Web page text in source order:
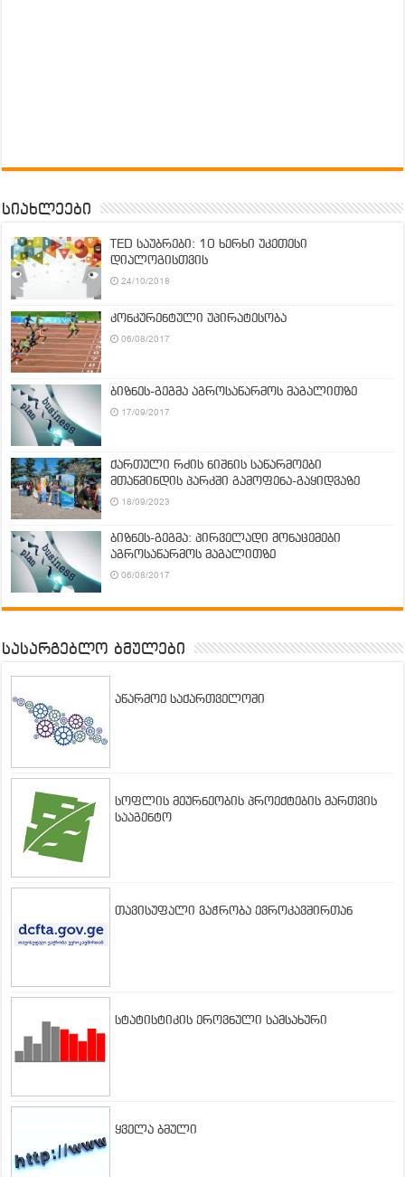
სიახლეები
TED საუბრები: 10 ხერხი უკეთესი
დიალოგისთვის
24/10/2018
კონკურენტული უპირატესობა
06/08/2017
ბიზნეს-გეგმა აგროსაწარმოს მაგალითზე
17/09/2017
ქართული რძის ნიშნის საწარმოები
მთაწმინდის პარკში გამოფენა-გაყიდვაზე
18/09/2023
ბიზნეს-გეგმა: პირველადი მონაცემები
აგროსაწარმოს მაგალითზე
06/08/2017
სასარგებლო ბმულები
აწარმოე საქართველოში
სოფლის მეურნეობის პროექტების მართვის
სააგენტო
თავისუფალი ვაჭრობა ევროკავშირთან
სტატისტიკის ეროვნული სამსახური
ყველა ბმული